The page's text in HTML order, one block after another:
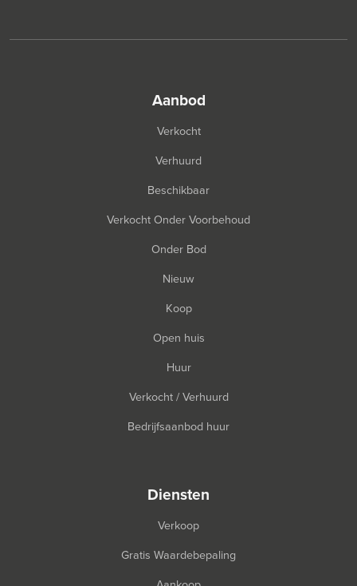
aanbod
Verkocht
Verhuurd
Beschikbaar
Verkocht Onder Voorbehoud
Onder Bod
Nieuw
Koop
Open huis
Huur
Verkocht / Verhuurd
Bedrijfsaanbod huur
diensten
Verkoop
Gratis Waardebepaling